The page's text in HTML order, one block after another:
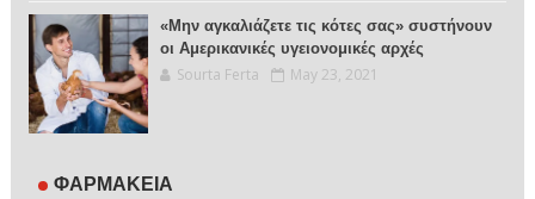
«Μην αγκαλιάζετε τις κότες σας» συστήνουν
οι Αμερικανικές υγειονομικές αρχές
Sourta Ferta May 23, 2021
ΦΑΡΜΑΚΕΙΑ